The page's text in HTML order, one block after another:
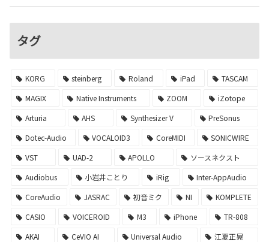
タグ
KORG steinberg Roland iPad
TASCAM
MAGIX
Native Instruments ZOOM
iZotope
Arturia
AHS Synthesizer V
PreSonus
Dotec-Audio
VOCALOID3 CoreMIDI
SONICWIRE
VST
UAD-2 APOLLO
ソースネクスト
Audiobus
小岩井ことり iRig
Inter-AppAudio
CoreAudio
JASRAC 初音ミク NI
KOMPLETE
CASIO
VOICEROID M3 iPhone
TR-808
AKAI
CeVIO AI Universal Audio
江夏正晃